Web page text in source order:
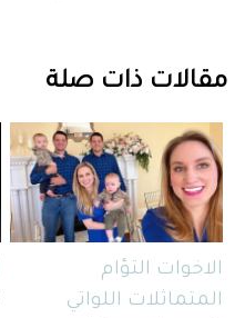
مقالات ذات صلة
الاخوات التؤام
المتماثلات اللواتي